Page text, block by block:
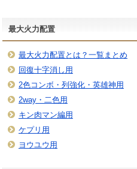
最大火力配置
最大火力配置とは？一覧まとめ
回復十字消し用
2色コンボ・列強化・英雄神用
2way・二色用
キン肉マン編用
ケプリ用
ヨウユウ用